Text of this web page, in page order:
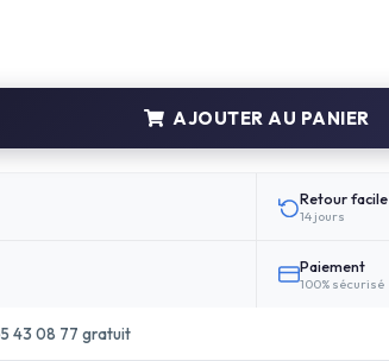
AJOUTER AU PANIER
Retour facile
14 jours
Paiement
100% sécurisé
43 08 77 gratuit